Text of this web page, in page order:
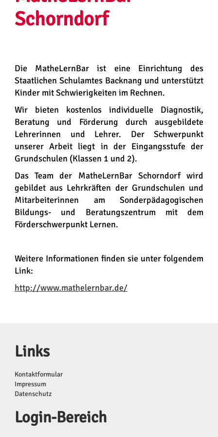
Schorndorf
Die MatheLernBar ist eine Einrichtung des
Staatlichen Schulamtes Backnang und unterstützt
Kinder mit Schwierigkeiten im Rechnen.
Wir bieten kostenlos individuelle Diagnostik,
Beratung und Förderung durch ausgebildete
Lehrerinnen und Lehrer. Der Schwerpunkt
unserer Arbeit liegt in der Eingangsstufe der
Grundschulen (Klassen 1 und 2).
Das Team der MatheLernBar Schorndorf wird
gebildet aus Lehrkräften der Grundschulen und
Mitarbeiterinnen am Sonderpädagogischen
Bildungs- und Beratungszentrum mit dem
Förderschwerpunkt Lernen.
Weitere Informationen finden sie unter folgendem
Link:
http://www.mathelernbar.de/
Links
Kontaktformular
Impressum
Datenschutz
Login-Bereich